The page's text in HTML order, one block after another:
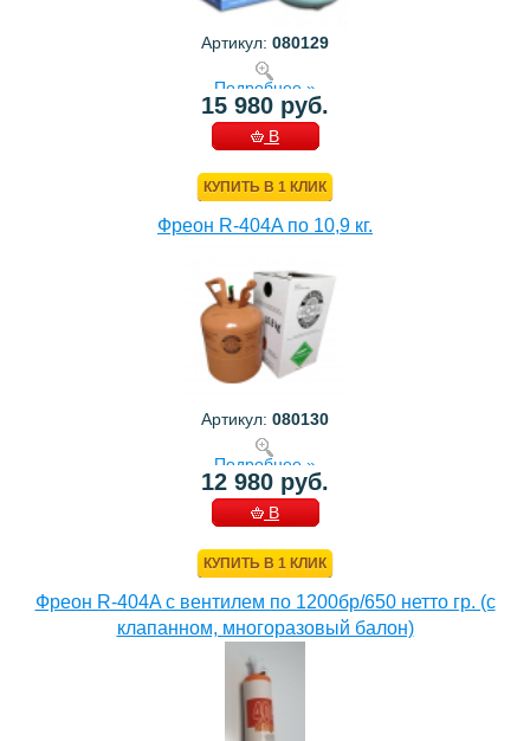
Артикул: 080129
Подробнее »
15 980 руб.
В
КУПИТЬ В 1 КЛИК
Фреон R-404A по 10,9 кг.
Артикул: 080130
Подробнее »
12 980 руб.
В
КУПИТЬ В 1 КЛИК
Фреон R-404A с вентилем по 1200бр/650 нетто гр. (с
клапанном, многоразовый балон)